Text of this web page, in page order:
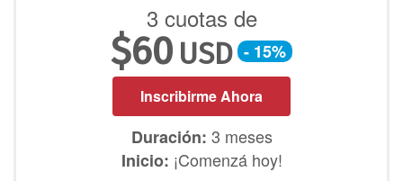
3 cuotas de
$60 USD - 15%
Inscribirme Ahora
Duración: 3 meses
Inicio: ¡Comenzá hoy!